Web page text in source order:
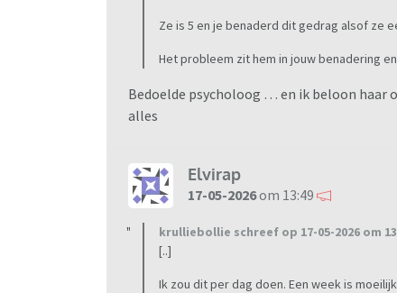
Ze is 5 en je benaderd dit gedrag alsof ze
Het probleem zit hem in jouw benadering
Bedoelde psycholoog … en ik beloon haar
alles
Elvirap
17-05-2026om 13:49
krulliebollie schreef op 17-05-2026 om
[..]
Ik zou dit per dag doen. Een week is